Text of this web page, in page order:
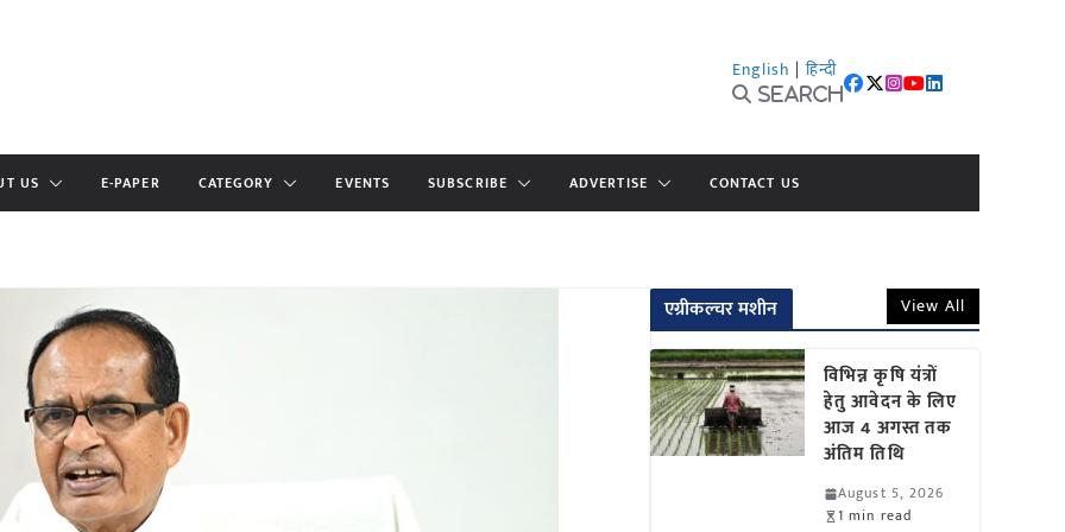
English | हिन्दी
Search
US E-PAPER CATEGORY EVENTS SUBSCRIBE ADVERTISE CONTACT US
एग्रीकल्चर मशीन View All
विभिन्न कृषि यंत्रों
हेतु आवेदन के लिए
आज 4 अगस्त तक
अंतिम तिथि
August 5, 2026
1 min read